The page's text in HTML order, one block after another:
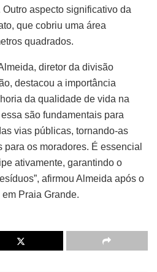
aspecto significativo da
que cobriu uma área
quadrados.
diretor da divisão
destacou a importância
da qualidade de vida na
são fundamentais para
vias públicas, tornando-as
os moradores. É essencial
ativamente, garantindo o
afirmou Almeida após o
Praia Grande.